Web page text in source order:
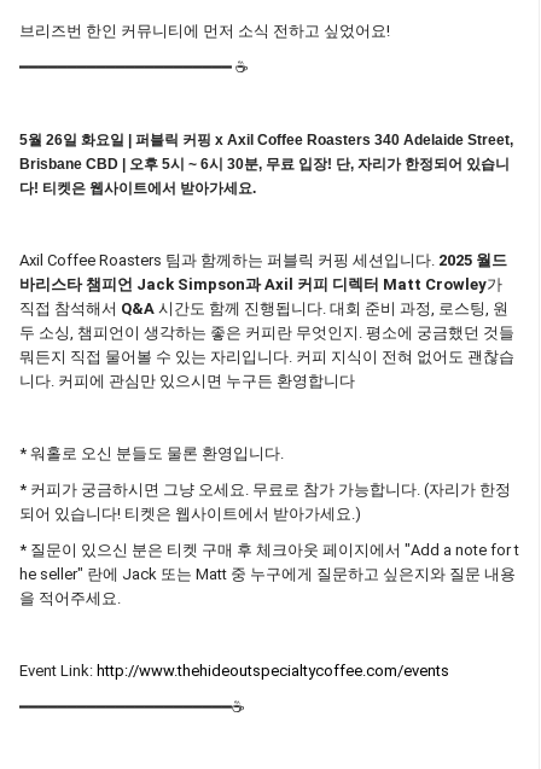
브리즈번 한인 커뮤니티에 먼저 소식 전하고 싶었어요!
━━━━━━━━━━━━━━━━━━━━━━ ☕
5월 26일 화요일 | 퍼블릭 커핑 x Axil Coffee Roasters 340 Adelaide Street,
Brisbane CBD | 오후 5시 ~ 6시 30분, 무료 입장! 단, 자리가 한정되어 있습니
다! 티켓은 웹사이트에서 받아가세요.
Axil Coffee Roasters 팀과 함께하는 퍼블릭 커핑 세션입니다. 2025 월드
바리스타 챔피언 Jack Simpson과 Axil 커피 디렉터 Matt Crowley가
직접 참석해서 Q&A 시간도 함께 진행됩니다. 대회 준비 과정, 로스팅, 원
두 소싱, 챔피언이 생각하는 좋은 커피란 무엇인지. 평소에 궁금했던 것들
뭐든지 직접 물어볼 수 있는 자리입니다. 커피 지식이 전혀 없어도 괜찮습
니다. 커피에 관심만 있으시면 누구든 환영합니다
* 워홀로 오신 분들도 물론 환영입니다.
* 커피가 궁금하시면 그냥 오세요. 무료로 참가 가능합니다. (자리가 한정
되어 있습니다! 티켓은 웹사이트에서 받아가세요.)
* 질문이 있으신 분은 티켓 구매 후 체크아웃 페이지에서 "Add a note for t
he seller" 란에 Jack 또는 Matt 중 누구에게 질문하고 싶은지와 질문 내용
을 적어주세요.
Event Link: http://www.thehideoutspecialtycoffee.com/events
━━━━━━━━━━━━━━━━━━━━━━☕